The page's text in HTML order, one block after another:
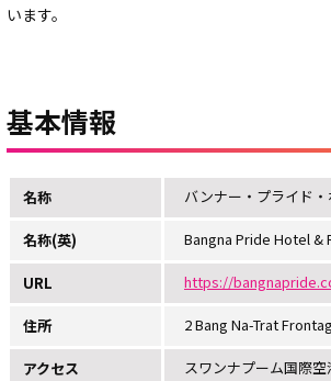
います。
基本情報
名称 バンナー・プライド
名称(英) Bangna Pride Hotel &
URL https://
住所 2 Bang Na-Trat
アクセス スワンナプーム国際